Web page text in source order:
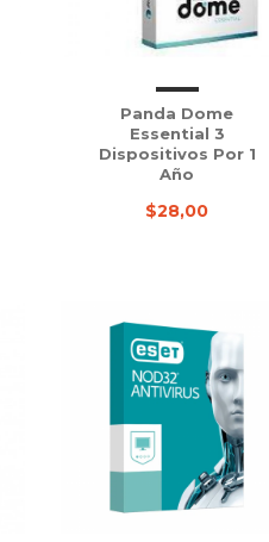
Panda Dome
Essential 3
Dispositivos Por 1
Año
$28,00